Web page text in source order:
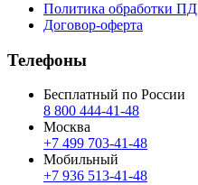
Политика обработки ПД
Договор-оферта
Телефоны
Бесплатный по России
8 800 444‑41‑48
Москва
+7 499 703‑41‑48
Мобильный
+7 936 513‑41‑48